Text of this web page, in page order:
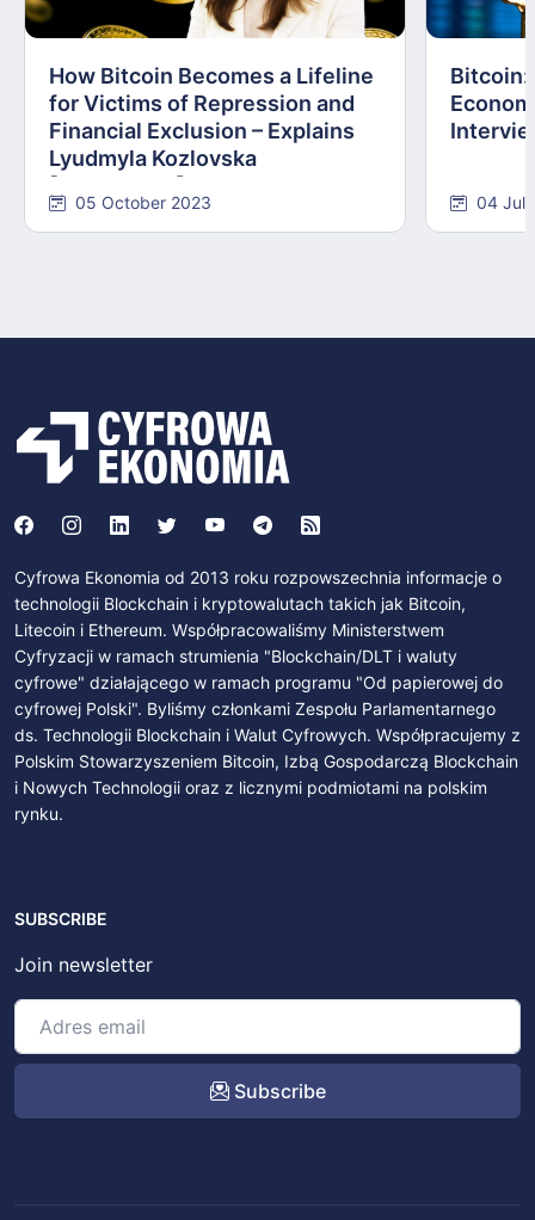
How Bitcoin Becomes a Lifeline
for Victims of Repression and
Financial Exclusion – Explains
Lyudmyla Kozlovska
05 October 2023
Bitcoin:
04
Cyfrowa Ekonomia od 2013 roku rozpowszechnia informacje o
technologii Blockchain i kryptowalutach takich jak Bitcoin,
Litecoin i Ethereum. Współpracowaliśmy Ministerstwem
Cyfryzacji w ramach strumienia "Blockchain/DLT i waluty
cyfrowe" działającego w ramach programu "Od papierowej do
cyfrowej Polski". Byliśmy członkami Zespołu Parlamentarnego
ds. Technologii Blockchain i Walut Cyfrowych. Współpracujemy z
Polskim Stowarzyszeniem Bitcoin, Izbą Gospodarczą Blockchain
i Nowych Technologii oraz z licznymi podmiotami na polskim
rynku.
SUBSCRIBE
Join newsletter
Subscribe